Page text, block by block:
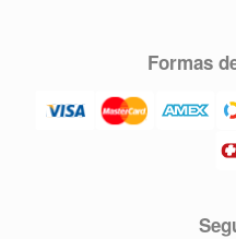
Formas